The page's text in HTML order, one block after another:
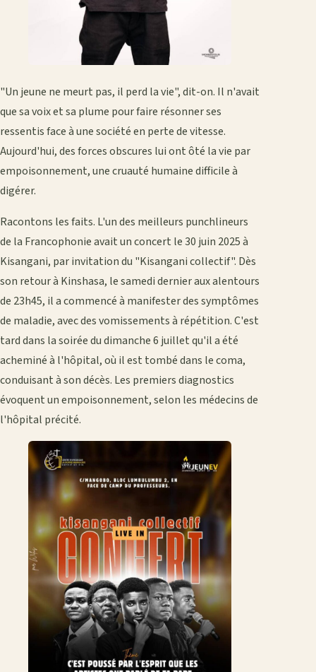
"Un jeune ne meurt pas, il perd la vie", dit-on. Il n'avait
que sa voix et sa plume pour faire résonner ses
ressentis face à une société en perte de vitesse.
Aujourd'hui, des forces obscures lui ont ôté la vie par
empoisonnement, une cruauté humaine difficile à
digérer.
Racontons les faits. L'un des meilleurs punchlineurs
de la Francophonie avait un concert le 30 juin 2025 à
Kisangani, par invitation du "Kisangani collectif". Dès
son retour à Kinshasa, le samedi dernier aux alentours
de 23h45, il a commencé à manifester des symptômes
de maladie, avec des vomissements à répétition. C'est
tard dans la soirée du dimanche 6 juillet qu'il a été
acheminé à l'hôpital, où il est tombé dans le coma,
conduisant à son décès. Les premiers diagnostics
évoquent un empoisonnement, selon les médecins de
l'hôpital précité.